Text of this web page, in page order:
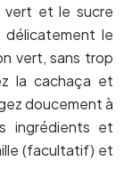
vert et le sucre
délicatement le
vert, sans trop
la cachaça et
doucement à
ingrédients et
(facultatif) et